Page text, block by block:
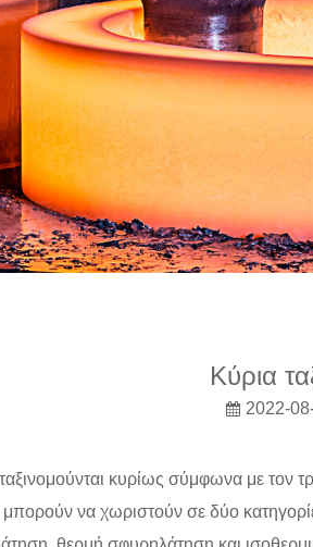
Κύρια
2022-
κυρίως σύμφωνα με
να χωριστούν σε δύο